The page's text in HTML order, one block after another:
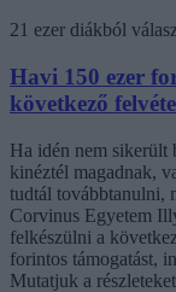
21 ezer diákból
Havi 150 ezer
következő
Ha idén nem sikerült
kinéztél magadnak,
tudtál továbbtanulni,
Corvinus Egyetem
felkészülni a
forintos támogatást,
Mutatjuk a